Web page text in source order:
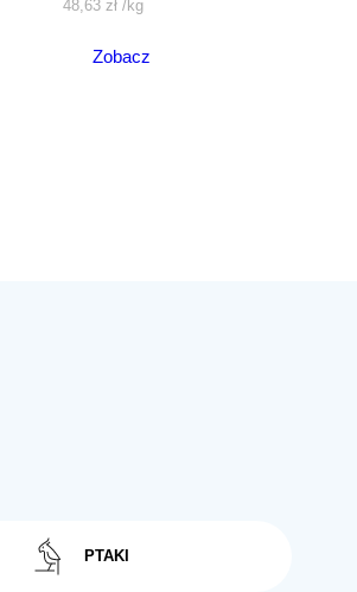
48,63 zł /kg
Zobacz
PTAKI